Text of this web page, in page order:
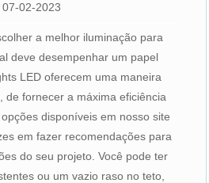
07-02-2023
a melhor iluminação para
deve desempenhar um papel
LED oferecem uma maneira
de fornecer a máxima eficiência
disponíveis em nosso site
em fazer recomendações para
do seu projeto. Você pode ter
ou um vazio raso no teto,